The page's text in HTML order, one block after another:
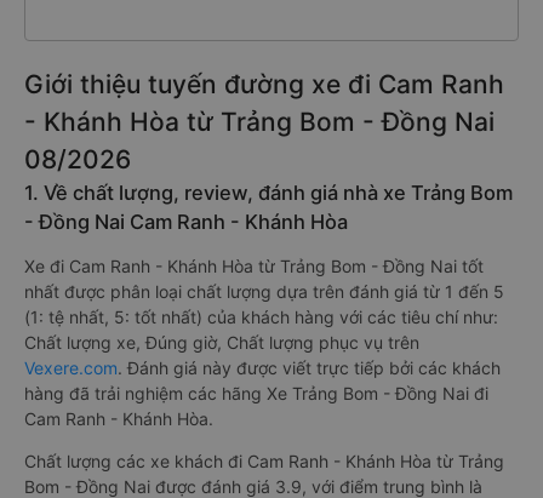
Giới thiệu tuyến đường xe đi Cam Ranh
- Khánh Hòa từ Trảng Bom - Đồng Nai
08/2026
1. Về chất lượng, review, đánh giá nhà xe Trảng Bom
- Đồng Nai Cam Ranh - Khánh Hòa
Xe đi Cam Ranh - Khánh Hòa từ Trảng Bom - Đồng Nai tốt
nhất được phân loại chất lượng dựa trên đánh giá từ 1 đến 5
(1: tệ nhất, 5: tốt nhất) của khách hàng với các tiêu chí như:
Chất lượng xe, Đúng giờ, Chất lượng phục vụ trên
Vexere.com. Đánh giá này được viết trực tiếp bởi các khách
hàng đã trải nghiệm các hãng Xe Trảng Bom - Đồng Nai đi
Cam Ranh - Khánh Hòa.
Chất lượng các xe khách đi Cam Ranh - Khánh Hòa từ Trảng
Bom - Đồng Nai được đánh giá 3.9, với điểm trung bình là